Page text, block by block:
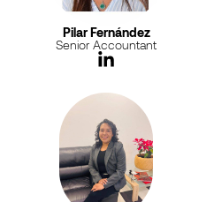
Pilar Fernández
Senior Accountant